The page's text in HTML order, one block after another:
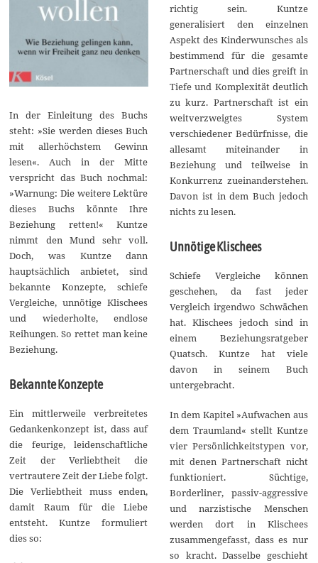
In der Einleitung des Buchs
steht: »Sie werden dieses Buch
mit allerhöchstem Gewinn
lesen«. Auch in der Mitte
verspricht das Buch nochmal:
»Warnung: Die weitere Lektüre
dieses Buchs könnte Ihre
Beziehung retten!« Kuntze
nimmt den Mund sehr voll.
Doch, was Kuntze dann
hauptsächlich anbietet, sind
bekannte Konzepte, schiefe
Vergleiche, unnötige Klischees
und wiederholte, endlose
Reihungen. So rettet man keine
Beziehung.
Bekannte Konzepte
Ein mittlerweile verbreitetes
Gedankenkonzept ist, dass auf
die feurige, leidenschaftliche
Zeit der Verliebtheit die
vertrautere Zeit der Liebe folgt.
Die Verliebtheit muss enden,
damit Raum für die Liebe
entsteht. Kuntze formuliert
dies so:
richtig sein. Kuntze
generalisiert den einzelnen
Aspekt des Kinderwunsches als
bestimmend für die gesamte
Partnerschaft und dies greift in
Tiefe und Komplexität deutlich
zu kurz. Partnerschaft ist ein
weitverzweigtes System
verschiedener Bedürfnisse, die
allesamt miteinander in
Beziehung und teilweise in
Konkurrenz zueinanderstehen.
Davon ist in dem Buch jedoch
nichts zu lesen.
Unnötige Klischees
Schiefe Vergleiche können
geschehen, da fast jeder
Vergleich irgendwo Schwächen
hat. Klischees jedoch sind in
einem Beziehungsratgeber
Quatsch. Kuntze hat viele
davon in seinem Buch
untergebracht.
In dem Kapitel »Aufwachen aus
dem Traumland« stellt Kuntze
vier Persönlichkeitstypen vor,
mit denen Partnerschaft nicht
funktioniert. Süchtige,
Borderliner, passiv-aggressive
und narzistische Menschen
werden dort in Klischees
zusammengefasst, dass es nur
so kracht. Dasselbe geschieht